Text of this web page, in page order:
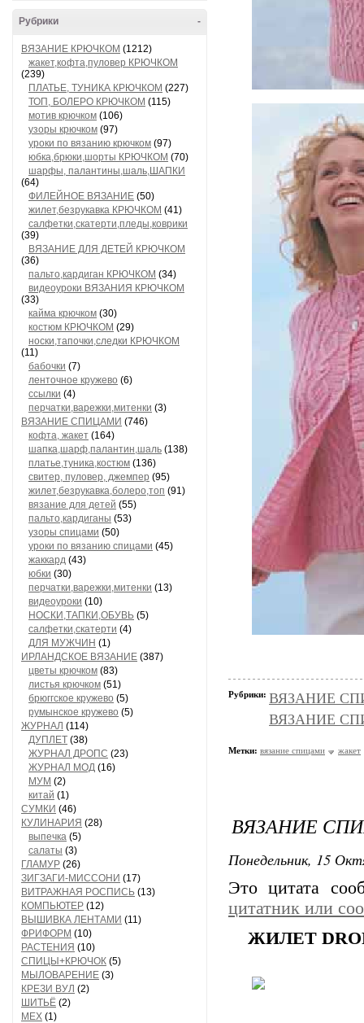
-
Рубрики
ВЯЗАНИЕ КРЮЧКОМ (1212)
жакет,кофта,пуловер КРЮЧКОМ
(239)
ПЛАТЬЕ, ТУНИКА КРЮЧКОМ (227)
ТОП, БОЛЕРО КРЮЧКОМ (115)
мотив крючком (106)
узоры крючком (97)
уроки по вязанию крючком (97)
юбка,брюки,шорты КРЮЧКОМ (70)
шарфы, палантины,шаль,ШАПКИ
(64)
ФИЛЕЙНОЕ ВЯЗАНИЕ (50)
жилет,безрукавка КРЮЧКОМ (41)
салфетки,скатерти,пледы,коврики
(39)
ВЯЗАНИЕ ДЛЯ ДЕТЕЙ КРЮЧКОМ
(36)
пальто,кардиган КРЮЧКОМ (34)
видеоуроки ВЯЗАНИЯ КРЮЧКОМ
(33)
кайма крючком (30)
костюм КРЮЧКОМ (29)
носки,тапочки,следки КРЮЧКОМ
(11)
бабочки (7)
ленточное кружево (6)
ссылки (4)
перчатки,варежки,митенки (3)
ВЯЗАНИЕ СПИЦАМИ (746)
кофта, жакет (164)
шапка,шарф,палантин,шаль (138)
платье,туника,костюм (136)
свитер, пуловер, джемпер (95)
жилет,безрукавка,болеро,топ (91)
вязание для детей (55)
пальто,кардиганы (53)
узоры спицами (50)
уроки по вязанию спицами (45)
жаккард (43)
юбки (30)
перчатки,варежки,митенки (13)
видеоуроки (10)
НОСКИ,ТАПКИ,ОБУВЬ (5)
салфетки,скатерти (4)
ДЛЯ МУЖЧИН (1)
ИРЛАНДСКОЕ ВЯЗАНИЕ (387)
цветы крючком (83)
листья крючком (51)
брюггское кружево (5)
румынское кружево (5)
ЖУРНАЛ (114)
ДУПЛЕТ (38)
ЖУРНАЛ ДРОПС (23)
ЖУРНАЛ МОД (16)
МУМ (2)
китай (1)
СУМКИ (46)
КУЛИНАРИЯ (28)
выпечка (5)
салаты (3)
ГЛАМУР (26)
ЗИГЗАГИ-МИССОНИ (17)
ВИТРАЖНАЯ РОСПИСЬ (13)
КОМПЬЮТЕР (12)
ВЫШИВКА ЛЕНТАМИ (11)
ФРИФОРМ (10)
РАСТЕНИЯ (10)
СПИЦЫ+КРЮЧОК (5)
МЫЛОВАРЕНИЕ (3)
КРЕЗИ ВУЛ (2)
ШИТЬЁ (2)
МЕХ (1)
Рубрики: ВЯЗАНИЕ
ВЯЗАНИЕ
Метки: вязание спицами жакет
ВЯЗАНИЕ
Понедельник, 15
Это цитата
цитатник или
ЖИЛЕТ